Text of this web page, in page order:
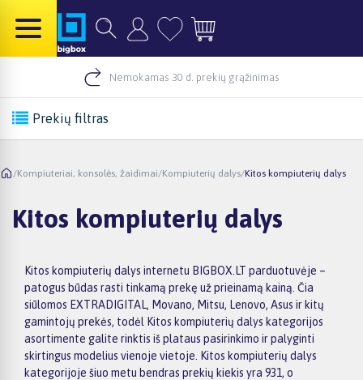
Nemokamas 30 d. prekių grąžinimas
Prekių filtras
/Kompiuteriai, konsolės, žaidimai/Kompiuterių dalys/Kitos kompiuterių dalys
Kitos kompiuterių dalys
Kitos kompiuterių dalys internetu BIGBOX.LT parduotuvėje –
patogus būdas rasti tinkamą prekę už prieinamą kainą. Čia
siūlomos EXTRADIGITAL, Movano, Mitsu, Lenovo, Asus ir kitų
gamintojų prekės, todėl Kitos kompiuterių dalys kategorijos
asortimente galite rinktis iš plataus pasirinkimo ir palyginti
skirtingus modelius vienoje vietoje. Kitos kompiuterių dalys
kategorijoje šiuo metu bendras prekių kiekis yra 931, o